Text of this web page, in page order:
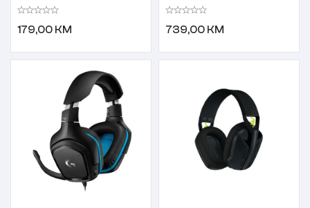
slušalice sa
179,00 KM
slušalice bijele
739,00 KM